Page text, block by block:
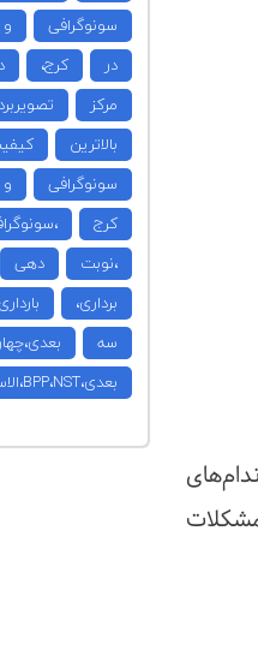
سونوگرافی
و
در
کرج،
مرکز
بالاترین
سونوگرافی
و
کرج
،نوبت
دهی
برداری،
سه
بعدی،چهار
بعدی،BPP،NST،الاستوگرافی